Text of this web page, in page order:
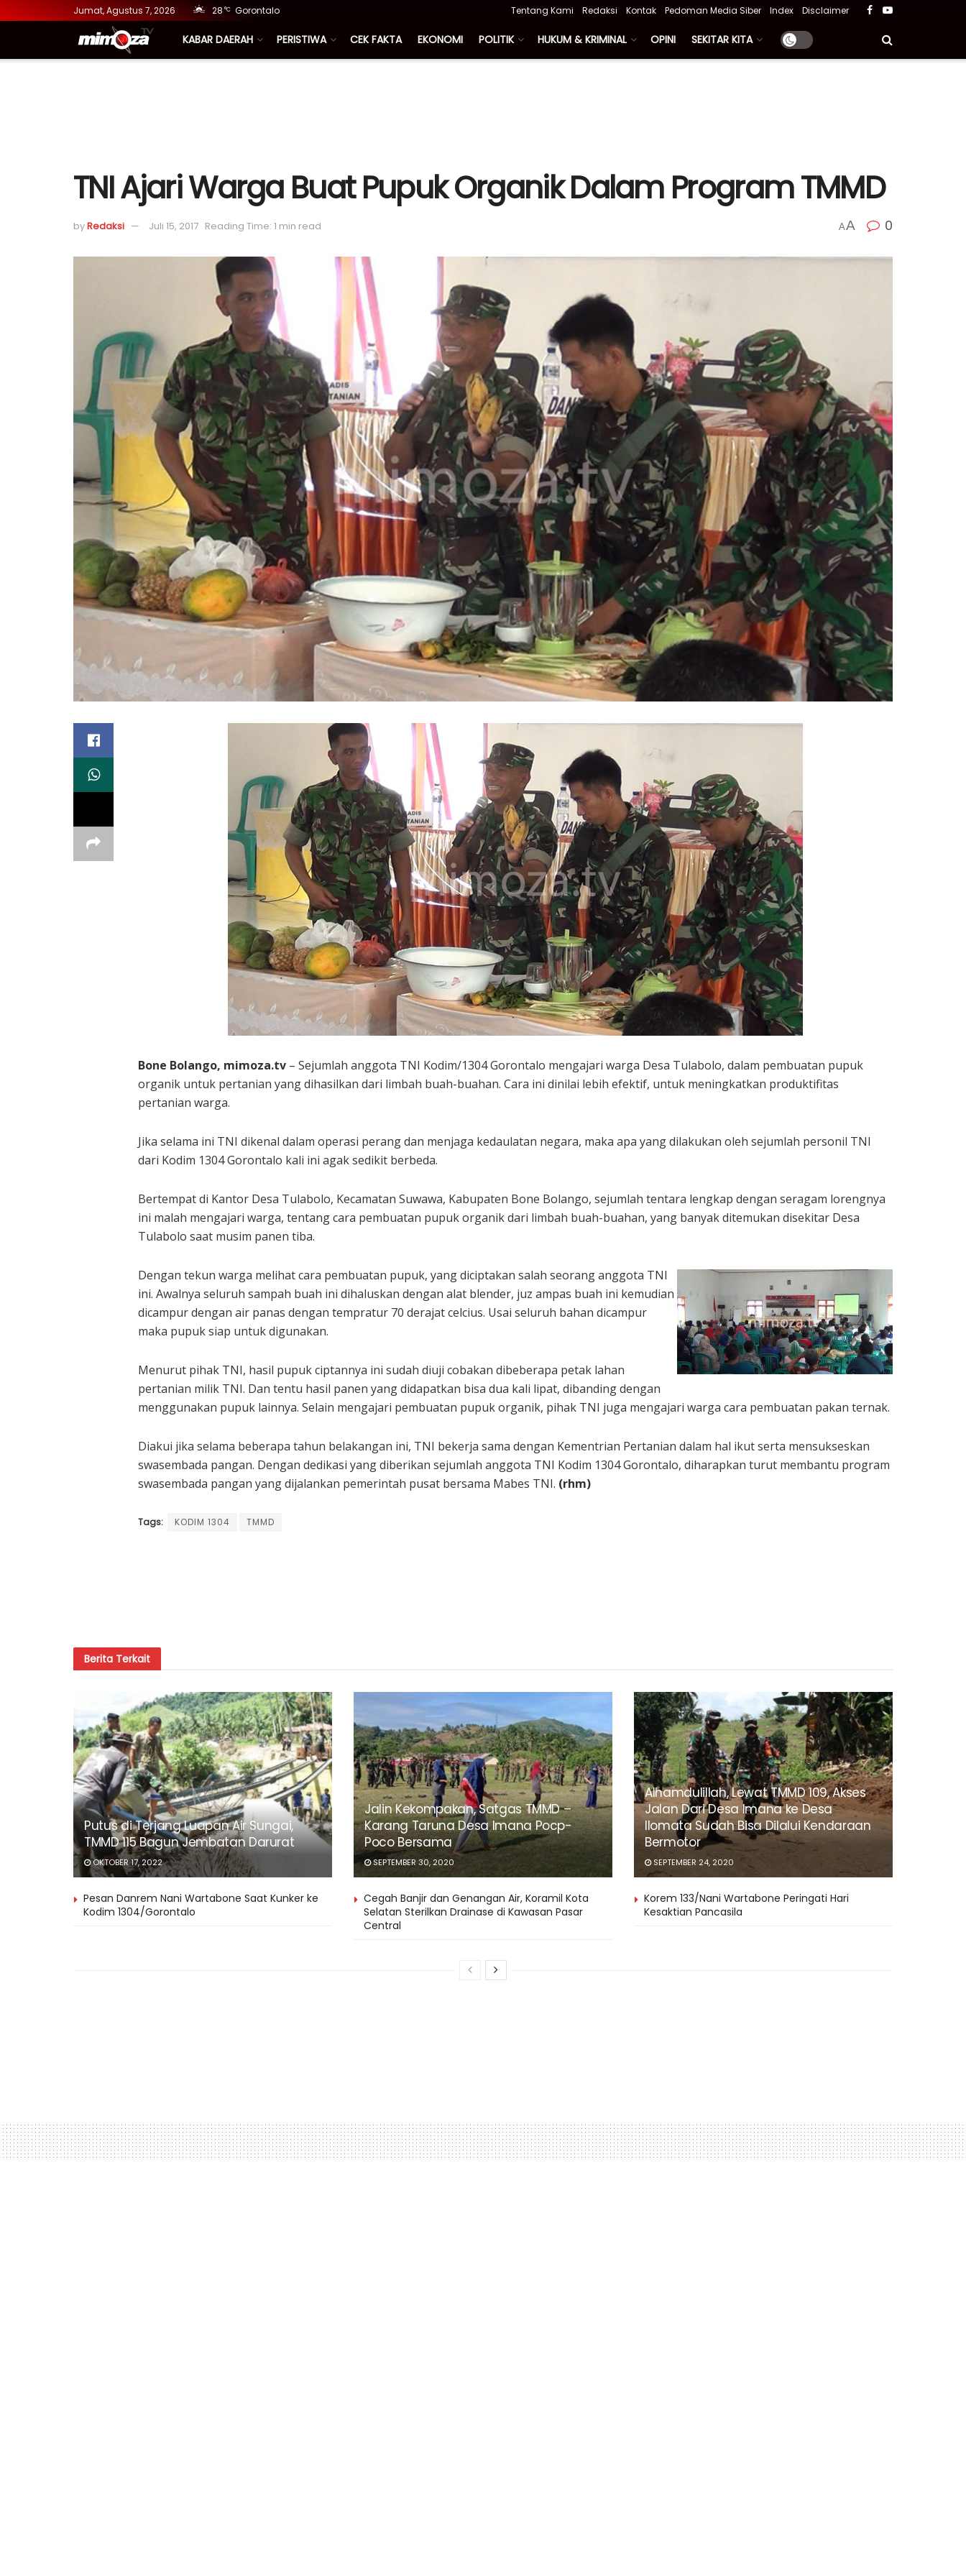
Jumat, Agustus 7, 2026 28 °C Gorontalo Tentang Kami Redaksi Kontak Pedoman Media Siber Index Disclaimer
KABAR DAERAH PERISTIWA CEK FAKTA EKONOMI POLITIK HUKUM & KRIMINAL OPINI SEKITAR KITA
TNI Ajari Warga Buat Pupuk Organik Dalam Program TMMD
byRedaksi Juli 15, 2017 Reading Time: 1 min read AA 0
Bone Bolango, mimoza.tv – Sejumlah anggota TNI Kodim/1304 Gorontalo mengajari warga Desa Tulabolo, dalam pembuatan pupuk
organik untuk pertanian yang dihasilkan dari limbah buah-buahan. Cara ini dinilai lebih efektif, untuk meningkatkan produktifitas
pertanian warga.
Jika selama ini TNI dikenal dalam operasi perang dan menjaga kedaulatan negara, maka apa yang dilakukan oleh sejumlah personil TNI
dari Kodim 1304 Gorontalo kali ini agak sedikit berbeda.
Bertempat di Kantor Desa Tulabolo, Kecamatan Suwawa, Kabupaten Bone Bolango, sejumlah tentara lengkap dengan seragam lorengnya
ini malah mengajari warga, tentang cara pembuatan pupuk organik dari limbah buah-buahan, yang banyak ditemukan disekitar Desa
Tulabolo saat musim panen tiba.
Dengan tekun warga melihat cara pembuatan pupuk, yang diciptakan salah seorang anggota TNI
ini. Awalnya seluruh sampah buah ini dihaluskan dengan alat blender, juz ampas buah ini kemudian
dicampur dengan air panas dengan tempratur 70 derajat celcius. Usai seluruh bahan dicampur
maka pupuk siap untuk digunakan.
Menurut pihak TNI, hasil pupuk ciptannya ini sudah diuji cobakan dibeberapa petak lahan
pertanian milik TNI. Dan tentu hasil panen yang didapatkan bisa dua kali lipat, dibanding dengan
menggunakan pupuk lainnya. Selain mengajari pembuatan pupuk organik, pihak TNI juga mengajari warga cara pembuatan pakan ternak.
Diakui jika selama beberapa tahun belakangan ini, TNI bekerja sama dengan Kementrian Pertanian dalam hal ikut serta mensukseskan
swasembada pangan. Dengan dedikasi yang diberikan sejumlah anggota TNI Kodim 1304 Gorontalo, diharapkan turut membantu program
swasembada pangan yang dijalankan pemerintah pusat bersama Mabes TNI. (rhm)
Tags: KODIM 1304 TMMD
Berita Terkait
Putus di Terjang Luapan Air Sungai,
TMMD 115 Bagun Jembatan Darurat
OKTOBER 17, 2022
Jalin Kekompakan, Satgas TMMD –
Karang Taruna Desa Imana Pocp-
Poco Bersama
SEPTEMBER 30, 2020
Alhamdulillah, Lewat TMMD 109, Akses
Jalan Dari Desa Imana ke Desa
Ilomata Sudah Bisa Dilalui Kendaraan
Bermotor
SEPTEMBER 24, 2020
Pesan Danrem Nani Wartabone Saat Kunker ke
Kodim 1304/Gorontalo
Cegah Banjir dan Genangan Air, Koramil Kota
Selatan Sterilkan Drainase di Kawasan Pasar
Central
Korem 133/Nani Wartabone Peringati Hari
Kesaktian Pancasila